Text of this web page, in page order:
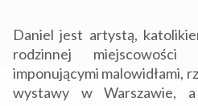
Daniel jest artystą,
rodzinnej
imponującymi malowidłami,
wystawy w Warszawie,